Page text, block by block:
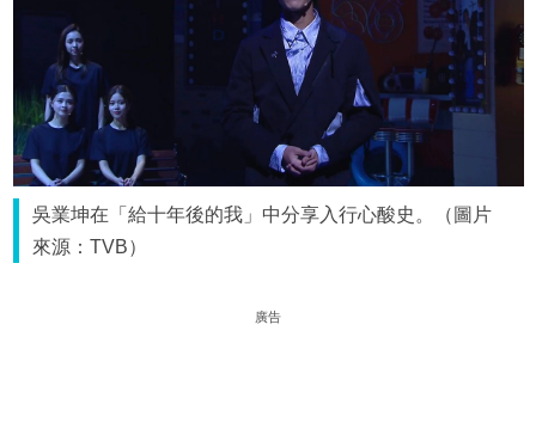
吳業坤在「給十年後的我」中分享入行心酸史。（圖片
來源：TVB）
廣告